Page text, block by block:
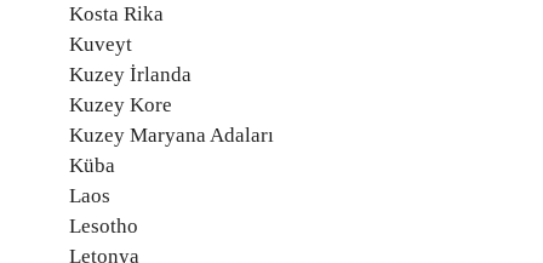
Kosta Rika
Kuveyt
Kuzey İrlanda
Kuzey Kore
Kuzey Maryana Adaları
Küba
Laos
Lesotho
Letonya